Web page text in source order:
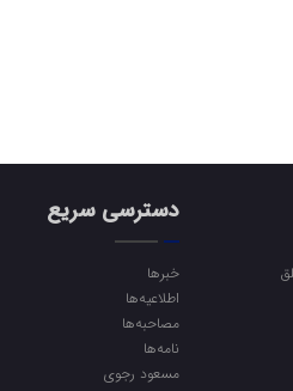
دسترسی سریع
خبرها
اطلاعیه‌ها
مصاحبه‌ها
نامه‌ها
مسعود رجوی